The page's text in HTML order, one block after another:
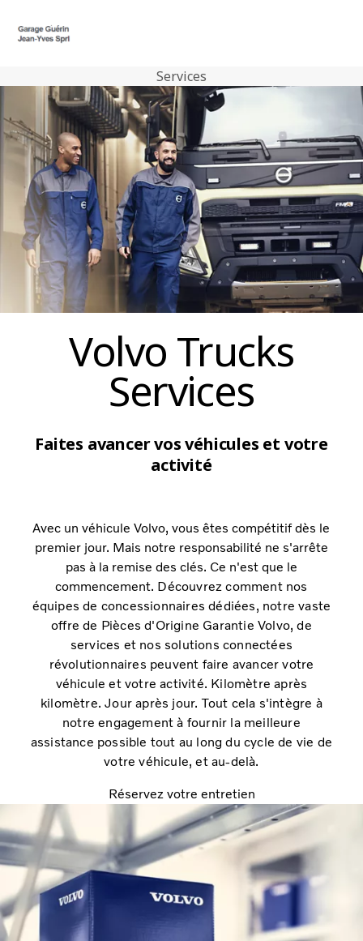
Centre de connexion
Volvo Trucks
Véhicules d'occasion
Atelier & Services
Actualités
Nous contacter
Services
Volvo Trucks
Services
Faites avancer vos véhicules et votre
activité
Avec un véhicule Volvo, vous êtes compétitif dès le
premier jour. Mais notre responsabilité ne s'arrête
pas à la remise des clés. Ce n'est que le
commencement. Découvrez comment nos
équipes de concessionnaires dédiées, notre vaste
offre de Pièces d'Origine Garantie Volvo, de
services et nos solutions connectées
révolutionnaires peuvent faire avancer votre
véhicule et votre activité. Kilomètre après
kilomètre. Jour après jour. Tout cela s'intègre à
notre engagement à fournir la meilleure
assistance possible tout au long du cycle de vie de
votre véhicule, et au-delà.
Réservez votre entretien